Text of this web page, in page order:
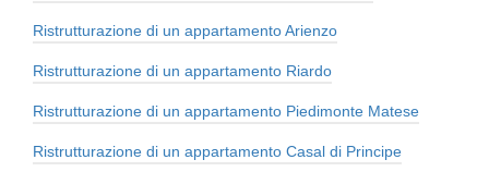
Ristrutturazione di un appartamento Arienzo
Ristrutturazione di un appartamento Riardo
Ristrutturazione di un appartamento Piedimonte Matese
Ristrutturazione di un appartamento Casal di Principe